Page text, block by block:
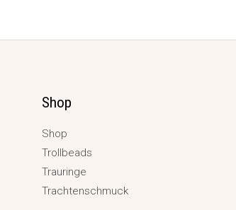
Shop
Shop
Trollbeads
Trauringe
Trachtenschmuck